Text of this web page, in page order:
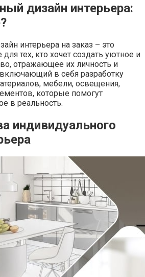
дизайн интерьера:
интерьера на заказ – это
тех, кто хочет создать уютное и
отражающее их личность и
в себя разработку
мебели, освещения,
которые помогут
в реальность.
индивидуального